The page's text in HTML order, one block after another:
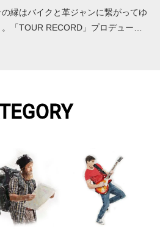
の縁はバイクと革ジャンに繋がってゆ
。「TOUR RECORD」プロデュー…